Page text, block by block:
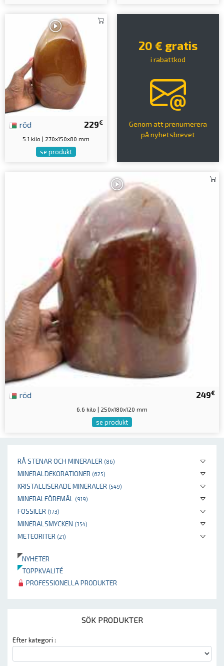
RÅ STENAR OCH MINERALER (86)
MINERALDEKORATIONER (625)
KRISTALLISERADE MINERALER (549)
MINERALFÖREMÅL (919)
FOSSILER (173)
MINERALSMYCKEN (354)
METEORITER (21)
NYHETER
TOPPKVALITÉ
PROFESSIONELLA PRODUKTER
SÖK PRODUKTER
Efter kategori :
229€
röd
5.1 kilo | 270x150x80 mm
se produkt
20 € gratis
i rabattkod
Genom att prenumerera
på nyhetsbrevet
249€
röd
6.6 kilo | 250x180x120 mm
se produkt